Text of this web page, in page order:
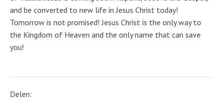
and be converted to new life in Jesus Christ today!
Tomorrow is not promised! Jesus Christ is the only way to
the Kingdom of Heaven and the only name that can save
you!
Delen: